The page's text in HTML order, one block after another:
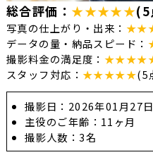
総合評価： ★★★★★(5
写真の仕上がり・出来：
データの量・納品スピード：
撮影料金の満足度：
スタッフ対応： ★★★★★(5
撮影日：2026年01月27日
主役のご年齢：11ヶ月
撮影人数：3名